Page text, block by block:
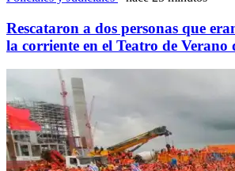
Rescataron a dos personas que
la corriente en el Teatro de Verano